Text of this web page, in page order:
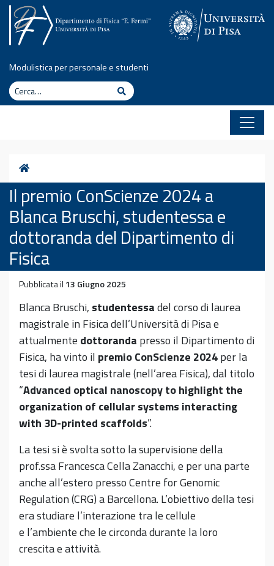
Vai al contenuto
Modulistica per personale e studenti
Cerca
Cerca
Home
Il premio ConScienze 2024 a
Blanca Bruschi, studentessa e
dottoranda del Dipartimento di
Fisica
Pubblicata il 13 Giugno 2025
Blanca Bruschi, studentessadel corso di laurea
magistrale in Fisica dell’Università di Pisa e
attualmente dottoranda presso il Dipartimento di
Fisica, ha vinto il premio ConScienze 2024per la
tesi di laurea magistrale (nell’area Fisica), dal titolo
“Advanced optical nanoscopy to highlight the
organization of cellular systems interacting
with 3D-printed scaffolds”.
La tesi si è svolta sotto la supervisione della
prof.ssa Francesca Cella Zanacchi, e per una parte
anche all’estero presso Centre for Genomic
Regulation (CRG) a Barcellona. L’obiettivo della tesi
era studiare l’interazione tra le cellule
e l’ambiente che le circonda durante la loro
crescita e attività.